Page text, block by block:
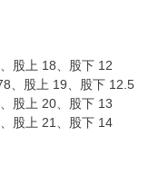
股上 18、股下 12
、股上 19、股下 12.5
股上 20、股下 13
股上 21、股下 14